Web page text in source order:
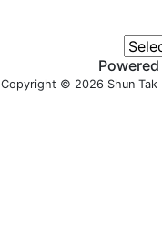
Copyright © 2026 Shun Tak